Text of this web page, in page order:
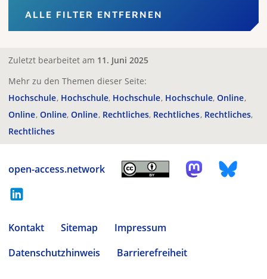
ALLE FILTER ENTFERNEN
Zuletzt bearbeitet am 11. Juni 2025
Mehr zu den Themen dieser Seite:
Hochschule Hochschule Hochschule Hochschule Online
Online Online Online Rechtliches Rechtliches Rechtliches
Rechtliches
open-access.network
Kontakt Sitemap
Impressum
Datenschutzhinweis
Barrierefreiheit